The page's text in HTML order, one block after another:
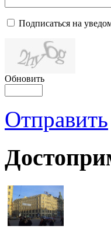
Подписаться на
Обновить
Отправить